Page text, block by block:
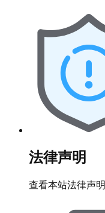
法律声明
查看本站法律声明